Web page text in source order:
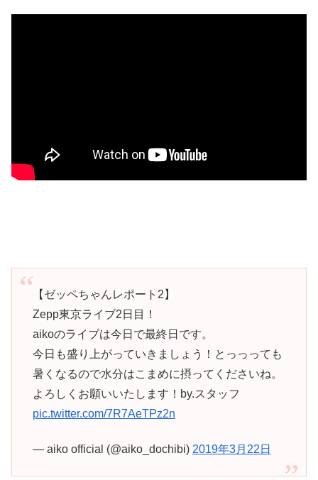
【ゼッペちゃんレポート2】
Zepp東京ライブ2日目！
aikoのライブは今日で最終日です。
今日も盛り上がっていきましょう！とっっっても
暑くなるので水分はこまめに摂ってくださいね。
よろしくお願いいたします！by.スタッフ
pic.twitter.com/7R7AeTPz2n
— aiko official (@aiko_dochibi) 2019年3月22日